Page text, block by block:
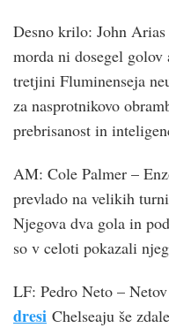
Desno krilo: John
morda ni dosegel
tretjini Fluminenseja
za nasprotnikovo
prebrisanost in
AM: Cole Palmer –
prevlado na velikih
Njegova dva gola in
so v celoti pokazali
LF: Pedro Neto –
dresi Chelseaju še